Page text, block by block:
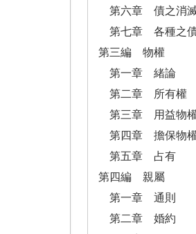
第六章 債之消
第七章 各種之
第三編 物權
第一章 緒論
第二章 所有權
第三章 用益物
第四章 擔保物
第五章 占有
第四編 親屬
第一章 通則
第二章 婚約